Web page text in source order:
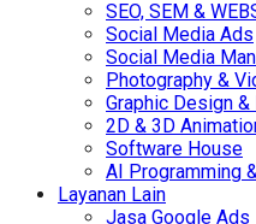
SEO, SEM &
Social Media Ads
Social Media
Photography &
Graphic Design
2D & 3D
Software House
AI Programming
Layanan Lain
Jasa Google Ads